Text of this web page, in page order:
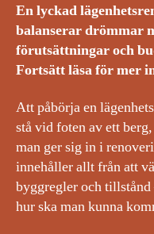
En lyckad
balanserar drömmar
förutsättningar och
Fortsätt läsa för mer
Att påbörja en
stå vid foten av ett
man ger sig in i
innehåller allt från att
byggregler och
hur ska man kunna